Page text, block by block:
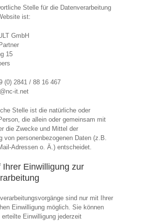
Stelle für die Datenverarbeitung
ist:
GmbH
15
(0) 2841 / 88 16 467
it.net
Stelle ist die natürliche oder
die allein oder gemeinsam mit
die Zwecke und Mittel der
von personenbezogenen Daten (z.B.
Adressen o. Ä.) entscheidet.
Ihrer Einwilligung zur
sind nur mit Ihrer
Einwilligung möglich. Sie können
erteilte Einwilligung jederzeit